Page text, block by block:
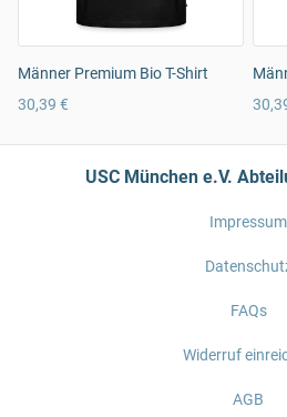
Männer Premium Bio T-Shirt
30,39 €
USC München e.V.
Impressum
FAQs
Widerruf
AGB